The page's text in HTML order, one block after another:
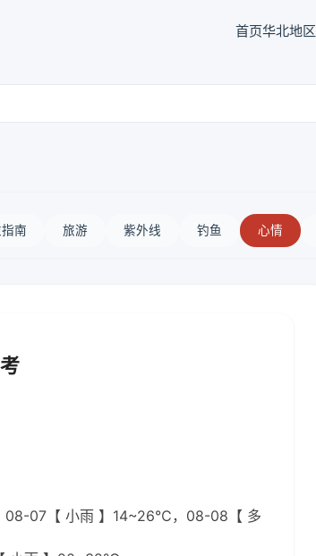
首页华北地区
南 旅游 紫外线 钓鱼 心情
07【 小雨 】14~26℃，08-08【 多